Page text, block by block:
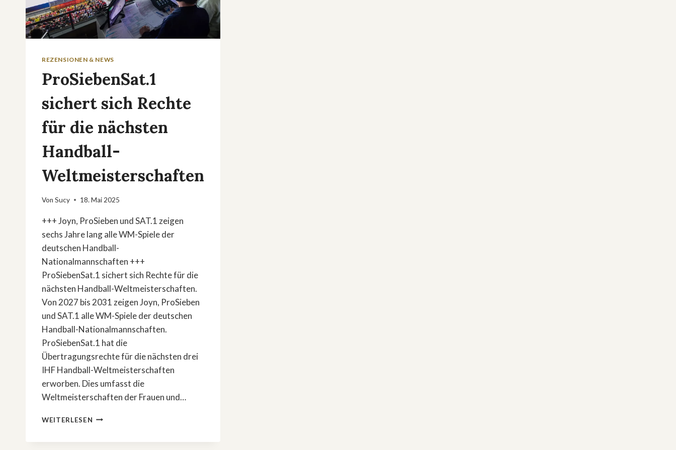
REZENSIONEN & NEWS
ProSiebenSat.1
sichert sich Rechte
für die nächsten
Handball-
Weltmeisterschaften
Von Sucy 18. Mai 2025
+++ Joyn, ProSieben und SAT.1 zeigen
sechs Jahre lang alle WM-Spiele der
deutschen Handball-
Nationalmannschaften +++
ProSiebenSat.1 sichert sich Rechte für die
nächsten Handball-Weltmeisterschaften.
Von 2027 bis 2031 zeigen Joyn, ProSieben
und SAT.1 alle WM-Spiele der deutschen
Handball-Nationalmannschaften.
ProSiebenSat.1 hat die
Übertragungsrechte für die nächsten drei
IHF Handball-Weltmeisterschaften
erworben. Dies umfasst die
Weltmeisterschaften der Frauen und…
WEITERLESEN PROSIEBENSAT.1